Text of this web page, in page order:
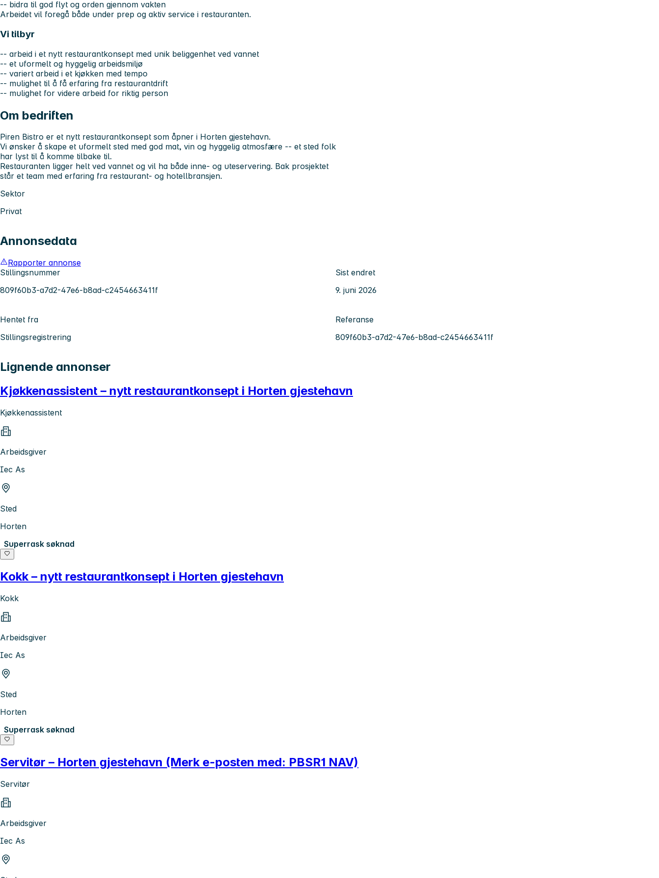
-- bidra til god flyt og orden gjennom vakten
Arbeidet vil foregå både under prep og aktiv service i restauranten.
Vi tilbyr
-- arbeid i et nytt restaurantkonsept med unik beliggenhet ved vannet
-- et uformelt og hyggelig arbeidsmiljø
-- variert arbeid i et kjøkken med tempo
-- mulighet til å få erfaring fra restaurantdrift
-- mulighet for videre arbeid for riktig person
Om bedriften
Piren Bistro er et nytt restaurantkonsept som åpner i Horten gjestehavn.
Vi ønsker å skape et uformelt sted med god mat, vin og hyggelig atmosfære -- et sted folk
har lyst til å komme tilbake til.
Restauranten ligger helt ved vannet og vil ha både inne- og uteservering. Bak prosjektet
står et team med erfaring fra restaurant- og hotellbransjen.
Sektor
Privat
Annonsedata
Rapporter annonse
Stillingsnummer
809f60b3-a7d2-47e6-b8ad-c2454663411f
Sist endret
9. juni 2026
Hentet fra
Stillingsregistrering
Referanse
809f60b3-a7d2-47e6-b8ad-c2454663411f
Lignende annonser
Kjøkkenassistent – nytt restaurantkonsept i Horten gjestehavn
Kjøkkenassistent
Arbeidsgiver
Iec As
Sted
Horten
Superrask søknad
Kokk – nytt restaurantkonsept i Horten gjestehavn
Kokk
Arbeidsgiver
Iec As
Sted
Horten
Superrask søknad
Servitør – Horten gjestehavn (Merk e-posten med: PBSR1 NAV)
Servitør
Arbeidsgiver
Iec As